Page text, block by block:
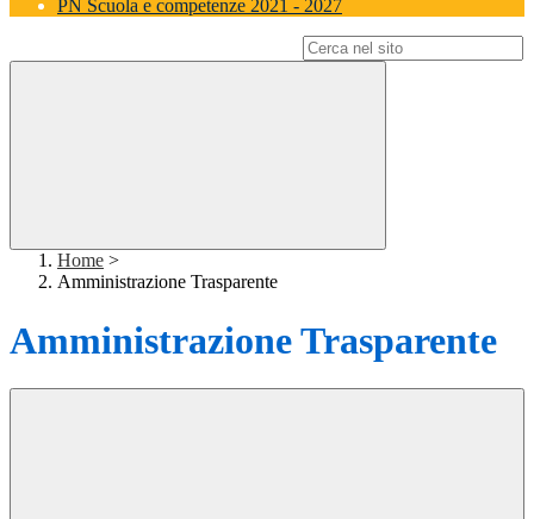
PN Scuola e competenze 2021 - 2027
Home >
Amministrazione Trasparente
Amministrazione Trasparente